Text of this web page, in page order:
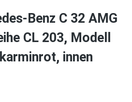
Benz C 32 AMG
CL 203, Modell
innen